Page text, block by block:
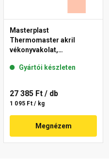
Masterplast
Thermomaster akril
vékonyvakolat,
16-D 25 kg
Gyártói készleten
27 385 Ft / db
1 095 Ft / kg
Megnézem